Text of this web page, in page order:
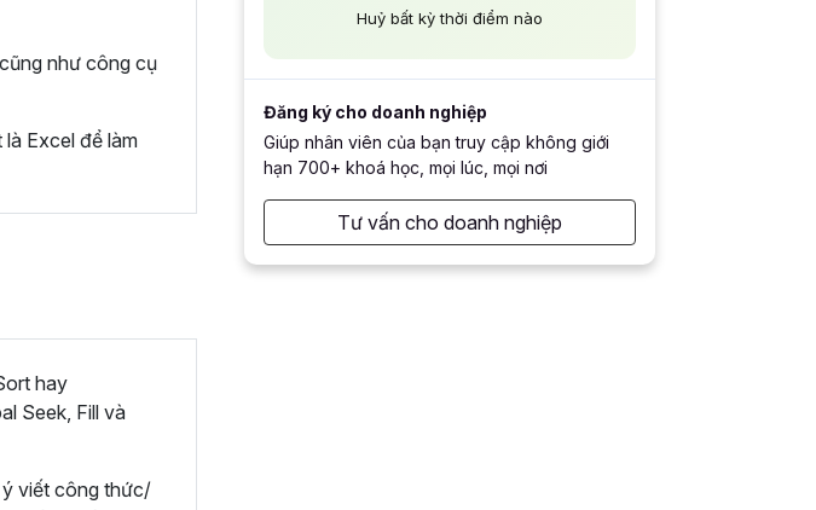
như công cụ
Excel để làm
hay
Seek, Fill và
ý viết công thức/
Huỷ bất kỳ thời điểm nào
Đăng ký cho doanh nghiệp
Giúp nhân viên của bạn truy cập không giới
hạn 700+ khoá học, mọi lúc, mọi nơi
Tư vấn cho doanh nghiệp